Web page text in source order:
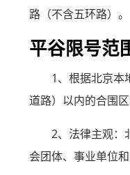
路（不含五环路）。
平谷限号范
1、根据北京本
道路）以内的合围
2、法律主观：
会团体、事业单位